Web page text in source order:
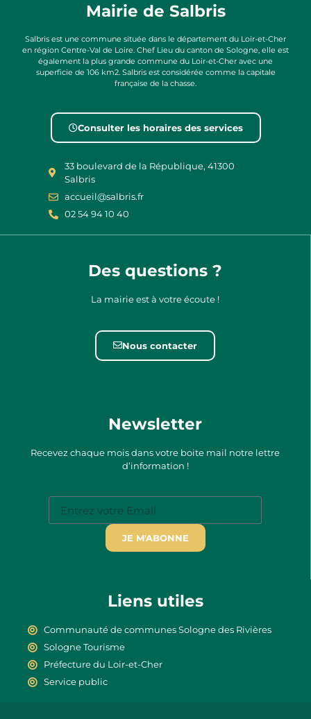
Mairie de Salbris
Salbris est une commune située dans le département du Loir-et-Cher
en région Centre-Val de Loire. Chef Lieu du canton de Sologne, elle est
également la plus grande commune du Loir-et-Cher avec une
superficie de 106 km2. Salbris est considérée comme la capitale
française de la chasse.
Consulter les horaires des services
33 boulevard de la République, 41300
Salbris
accueil@salbris.fr
02 54 94 10 40
Des questions ?
La mairie est à votre écoute !
Nous contacter
Newsletter
Recevez chaque mois dans votre boite mail notre lettre
d’information !
JE M'ABONNE
Liens utiles
Communauté de communes Sologne des Rivières
Sologne Tourisme
Préfecture du Loir-et-Cher
Service public